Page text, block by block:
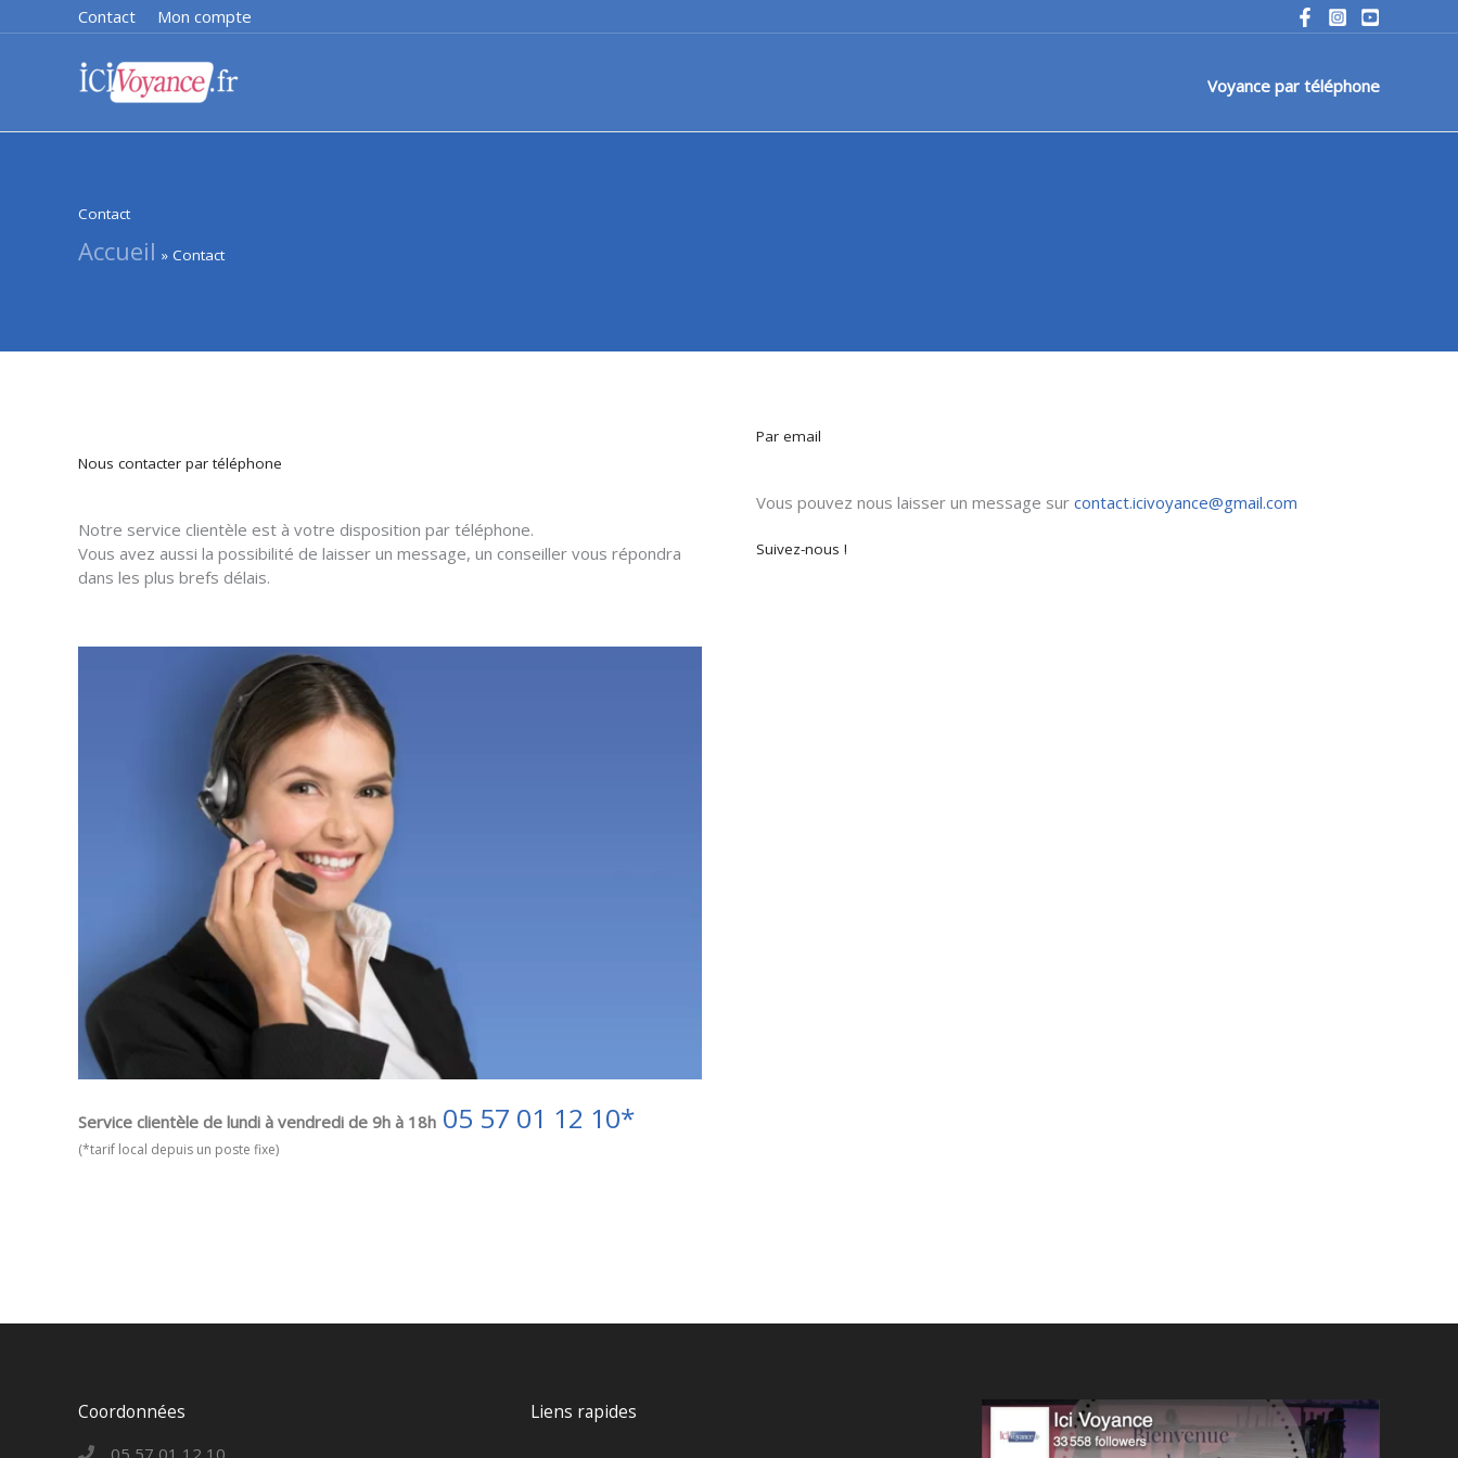
au
Contact Mon compte
Voyance par téléphone
Contact
Accueil Contact
Nous contacter par téléphone
Notre service clientèle est à votre disposition par téléphone.
Vous avez aussi la possibilité de laisser un message, un conseiller vous répondra
dans les plus brefs délais.
Service clientèle de lundi à vendredi de 9h à 18h 05 57 01 12 10*
(*tarif local depuis un poste fixe)
Par email
Vous pouvez nous laisser un message sur contact.icivoyance@gmail.com
Suivez-nous !
Coordonnées
05 57 01 12 10
Liens rapides